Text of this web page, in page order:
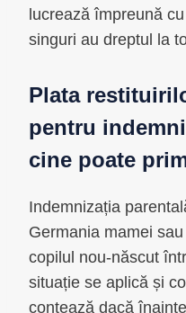
lucrează împreună
singuri au dreptul la
Plata
pentru
cine poate
Indemnizația
Germania mamei
copilul nou-născut
situație se aplică și
contează dacă